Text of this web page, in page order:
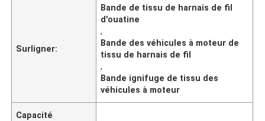
Surligner:
Bande de tissu de harnais de fil
d'ouatine
,
Bande des véhicules à moteur de
tissu de harnais de fil
,
Bande ignifuge de tissu des
véhicules à moteur
Capacité